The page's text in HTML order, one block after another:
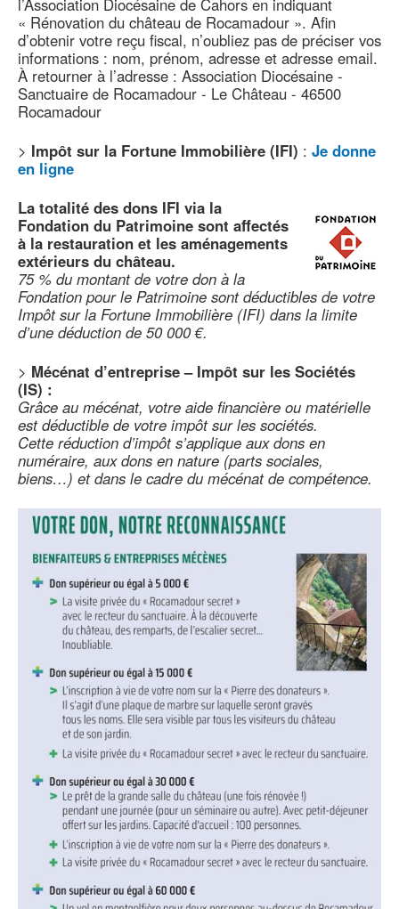
l’Association Diocésaine de Cahors en indiquant
« Rénovation du château de Rocamadour ». Afin
d’obtenir votre reçu fiscal, n’oubliez pas de préciser vos
informations : nom, prénom, adresse et adresse email.
À retourner à l’adresse : Association Diocésaine -
Sanctuaire de Rocamadour - Le Château - 46500
Rocamadour
> Impôt sur la Fortune Immobilière (IFI) : Je donne
en ligne
La totalité des dons IFI via la
Fondation du Patrimoine sont affectés
à la restauration et les aménagements
extérieurs du château.
75 % du montant de votre don à la
Fondation pour le Patrimoine sont déductibles de votre
Impôt sur la Fortune Immobilière (IFI) dans la limite
d’une déduction de 50 000 €.
> Mécénat d’entreprise – Impôt sur les Sociétés
(IS) :
Grâce au mécénat, votre aide financière ou matérielle
est déductible de votre impôt sur les sociétés.
Cette réduction d’impôt s’applique aux dons en
numéraire, aux dons en nature (parts sociales,
biens…) et dans le cadre du mécénat de compétence.